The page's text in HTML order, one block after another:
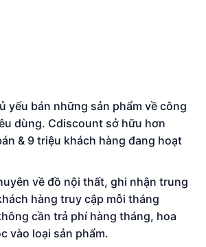
yếu bán những sản phẩm về công
dùng. Cdiscount sở hữu hơn
& 9 triệu khách hàng đang hoạt
về đồ nội thất, ghi nhận trung
hàng truy cập mỗi tháng
cần trả phí hàng tháng, hoa
vào loại sản phẩm.